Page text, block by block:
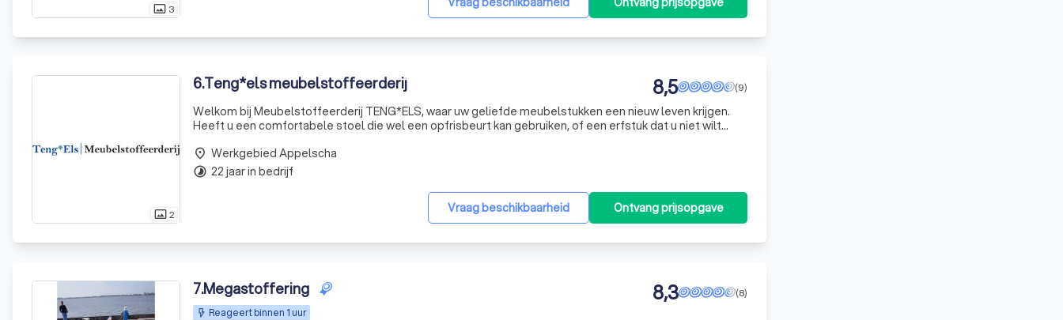
photo_size_select_actual 3
photo_size_select_actual2
6.Teng*els meubelstoffeerderij (9)
8,5
Welkom bij Meubelstoffeerderij TENG*ELS, waar uw geliefde meubelstukken een nieuw leven krijgen.
Heeft u een comfortabele stoel die wel een opfrisbeurt kan gebruiken, of een erfstuk dat u niet wilt
Vraag beschikbaarheid Ontvang prijsopgave
place Werkgebied Appelscha
timelapse 22 jaar in bedrijf
7.Megastoffering
Reageert binnen 1 uur
(8)
8,3